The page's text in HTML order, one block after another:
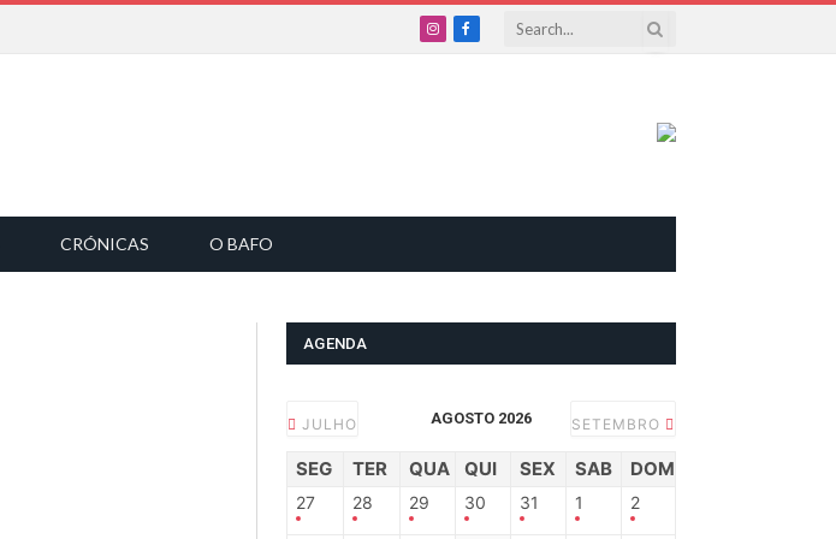
InstagramFacebook
CRÓNICAS O BAFO
AGENDA
JULHO AGOSTO 2026 SETEMBRO
SEG TER QUA QUI SEX SAB DOM
27 28 29 30 31 1 2